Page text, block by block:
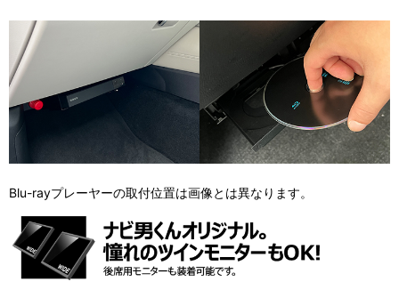
Blu-rayプレーヤーの取付位置は画像とは異なります。